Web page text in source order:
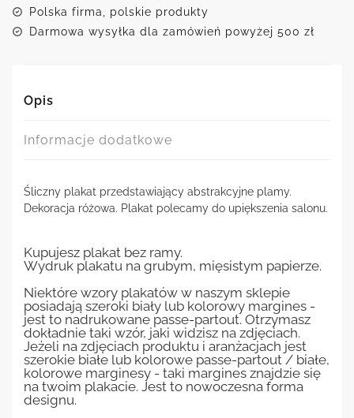
Polska firma, polskie produkty
Darmowa wysyłka dla zamówień powyżej 500 zł
Opis
Informacje dodatkowe
Śliczny plakat przedstawiający abstrakcyjne plamy.
Dekoracja różowa. Plakat polecamy do upiększenia salonu.
Kupujesz plakat bez ramy.
Wydruk plakatu na grubym, mięsistym papierze.
Niektóre wzory plakatów w naszym sklepie
posiadają szeroki biały lub kolorowy margines -
jest to nadrukowane passe-partout. Otrzymasz
dokładnie taki wzór, jaki widzisz na zdjęciach.
Jeżeli na zdjęciach produktu i aranżacjach jest
szerokie białe lub kolorowe passe-partout / białe,
kolorowe marginesy - taki margines znajdzie się
na twoim plakacie. Jest to nowoczesna forma
designu.